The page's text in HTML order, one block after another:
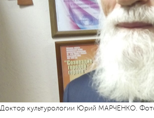
Доктор культурологии Юрий МАРЧЕНКО.